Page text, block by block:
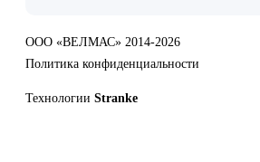
ООО «ВЕЛМАС» 2014-2026
Политика конфиденциальности
Технологии Stranke